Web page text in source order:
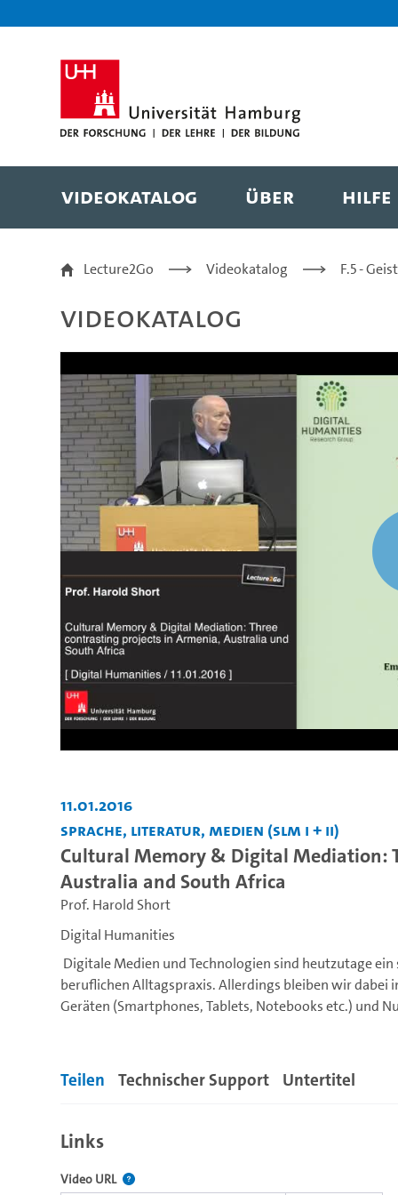
Videokatalog Über Hilfe
Cultural Memory &
Lecture2Go Videokatalog F.5 -
Videokatalog
11.01.2016
Sprache, Literatur, Medien (SLM I + II)
Cultural Memory & Digital Mediation:
Australia and South Africa
Prof. Harold Short
Digital Humanities
Digitale Medien und Technologien sind heutzutage
beruflichen Alltagspraxis. Allerdings bleiben wir dabei
Geräten (Smartphones, Tablets, Notebooks etc.) und
Datenbanken, Social Media). Wir verwenden
Systementwickler und Ingenieure entschieden, die uns
dabei dann am Ende herauskommt, eigentlich nur
Auf analoge Weise hat sich während der letzten 20
Innovation, sondern eher als eine schrittweise
Teilen Technischer Support Untertitel
Links
Video URL Der Link zu diesem Video.